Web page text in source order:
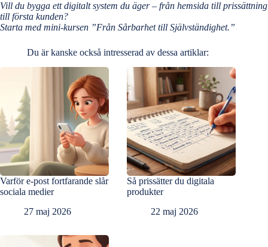
Vill du bygga ett digitalt system du äger – från hemsida till prissättning
till första kunden?
Starta med mini-kursen ”Från Sårbarhet till Självständighet.”
Du är kanske också intresserad av dessa artiklar:
Varför e-post fortfarande slår
sociala medier
27 maj 2026
Så prissätter du digitala
produkter
22 maj 2026